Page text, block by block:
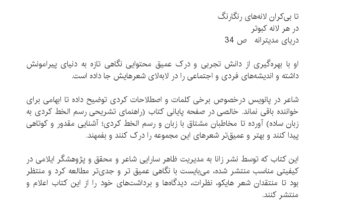
تا بی‌کران لانه‌های رنگارنگ
در هر لانه کبوتر
دریای مدیترانه ص 34
او با بهره‌گیری از دانش تجربی و درک عمیق محتوایی نگاهی تازه به دنیای پیرامونش
داشته و اندیشه‌های فردی و اجتماعی را در لابه‌لای شعرهایش جا داده است.
شاعر در پانویس درخصوص برخی کلمات و اصطلاحات کردی توضیح داده تا ابهامی برای
خواننده باقی نماند. خالصی در صفحه پایانی کتاب (راهنمای تشریحی رسم الخط کردی به
زبان ساده) آورده تا مخاطبان مشتاق با زبان و رسم الخط کردی؛ آشنایی مقدور و کوتاهی
پیدا کنند و بهتر و عمیق‌تر شعرهای این مجموعه را درک کنند و بفمهند.
این کتاب که توسط نشر زانا به مدیریت ظاهر سارایی شاعر و محقق و پژوهشگر ایلامی در
کیفیتی مناسب منتشر شده، می‌بایست با نگاهی عمیق تر و جدی‌تر مطالعه کرد و منتظر
بود تا منتقدان شعر‌ هایکو، نظرات، دیدگاه‌ها و برداشت‌های خود را از این کتاب اعلام و
منتشر کنند.